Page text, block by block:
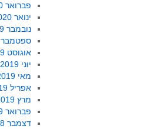
פברואר 2020
ינואר 2020
נובמבר 2019
ספטמבר 2019
אוגוסט 2019
יוני 2019
מאי 2019
אפריל 2019
מרץ 2019
פברואר 2019
דצמבר 2018